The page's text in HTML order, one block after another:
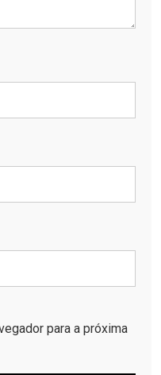
para a próxima
Giratório